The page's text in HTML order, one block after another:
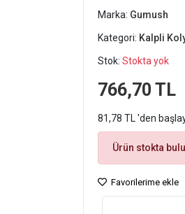
Marka: Gumush
Kategori: Kalpli
Stok: Stokta yok
766,70 TL
81,78 TL 'den
Ürün stokta
Favorilerime ekle